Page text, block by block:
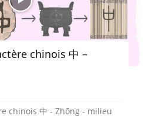
chinois 中 –
chinois 中 - Zhōng - milieu